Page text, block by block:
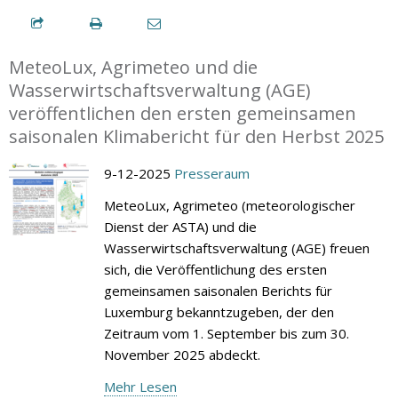
MeteoLux, Agrimeteo und die
Wasserwirtschaftsverwaltung (AGE)
veröffentlichen den ersten gemeinsamen
saisonalen Klimabericht für den Herbst 2025
9-12-2025 Presseraum
MeteoLux, Agrimeteo (meteorologischer
Dienst der ASTA) und die
Wasserwirtschaftsverwaltung (AGE) freuen
sich, die Veröffentlichung des ersten
gemeinsamen saisonalen Berichts für
Luxemburg bekanntzugeben, der den
Zeitraum vom 1. September bis zum 30.
November 2025 abdeckt.
Mehr Lesen